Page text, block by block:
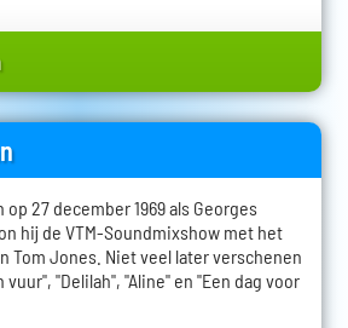
27 december 1969 als Georges
hij de VTM-Soundmixshow met het
Tom Jones. Niet veel later verschenen
"Delilah", "Aline" en "Een dag voor